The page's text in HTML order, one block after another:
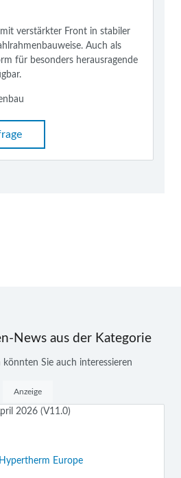
verstärkter Front in stabiler
Auch als
für besonders herausragende
News aus der Kategorie
Sie auch interessieren
Anzeige
Hypertherm Europe